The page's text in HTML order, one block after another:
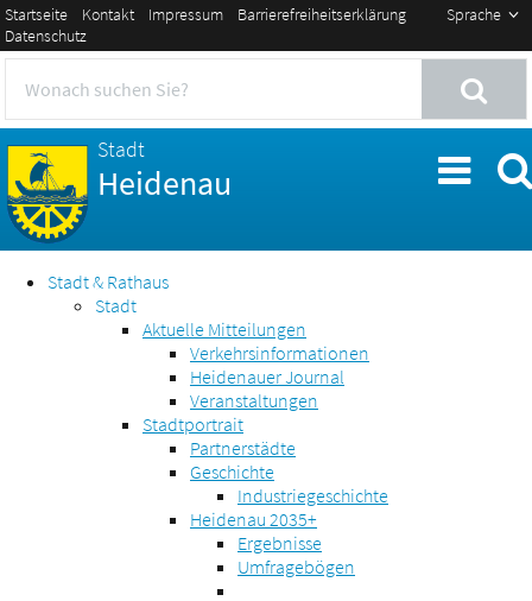
Sprache
Startseite Kontakt Impressum
Barrierefreiheitserklärung
Datenschutz
Stadt
Heidenau
Stadt & Rathaus
Stadt
Aktuelle Mitteilungen
Verkehrsinformationen
Heidenauer Journal
Veranstaltungen
Stadtportrait
Partnerstädte
Geschichte
Industriegeschichte
Heidenau 2035+
Ergebnisse
Umfragebögen